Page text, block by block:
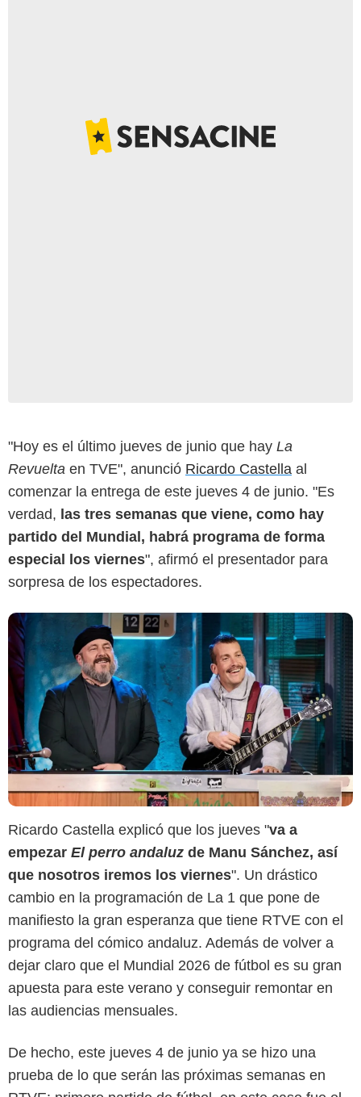
"Hoy es el último jueves de junio que hay La
Revuelta en TVE", anunció Ricardo Castella al
comenzar la entrega de este jueves 4 de junio. "Es
verdad, las tres semanas que viene, como hay
partido del Mundial, habrá programa de forma
especial los viernes", afirmó el presentador para
sorpresa de los espectadores.
Ricardo Castella explicó que los jueves "va a
empezar El perro andaluz de Manu Sánchez, así
que nosotros iremos los viernes". Un drástico
cambio en la programación de La 1 que pone de
manifiesto la gran esperanza que tiene RTVE con el
programa del cómico andaluz. Además de volver a
dejar claro que el Mundial 2026 de fútbol es su gran
apuesta para este verano y conseguir remontar en
las audiencias mensuales.
De hecho, este jueves 4 de junio ya se hizo una
prueba de lo que serán las próximas semanas en